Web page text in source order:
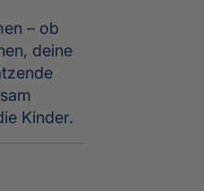
– ob
deine
Kinder.